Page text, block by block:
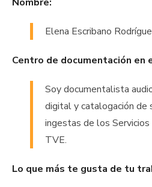
Nombre:
Elena Escribano
Centro de documentación en
Soy documentalista
digital y catalogación de
ingestas de los
TVE.
Lo que más te gusta de tu